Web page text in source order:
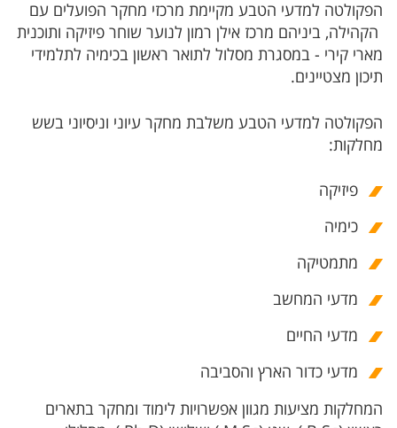
הפקולטה למדעי הטבע מקיימת מרכזי מחקר הפועלים עם
הקהילה, ביניהם מרכז אילן רמון לנוער שוחר פיזיקה ותוכנית
מארי קירי - במסגרת מסלול לתואר ראשון בכימיה לתלמידי
תיכון מצטיינים.
הפקולטה למדעי הטבע משלבת מחקר עיוני וניסיוני בשש
מחלקות:
פיזיקה
כימיה
מתמטיקה
מדעי המחשב
מדעי החיים
מדעי כדור הארץ והסביבה
המחלקות מציעות מגוון אפשרויות לימוד ומחקר בתארים